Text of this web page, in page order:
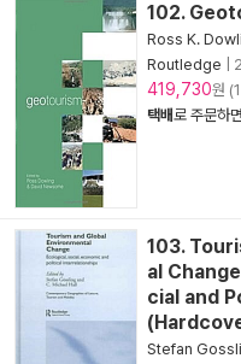
102.
Ross K.
Routledge
419,730원
택배로 주문하면
103.
al
cial and
Stefan